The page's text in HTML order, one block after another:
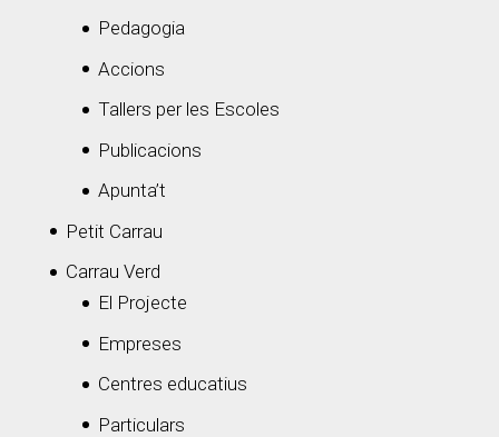
Pedagogia
Accions
Tallers per les Escoles
Publicacions
Apunta’t
Petit Carrau
Carrau Verd
El Projecte
Empreses
Centres educatius
Particulars